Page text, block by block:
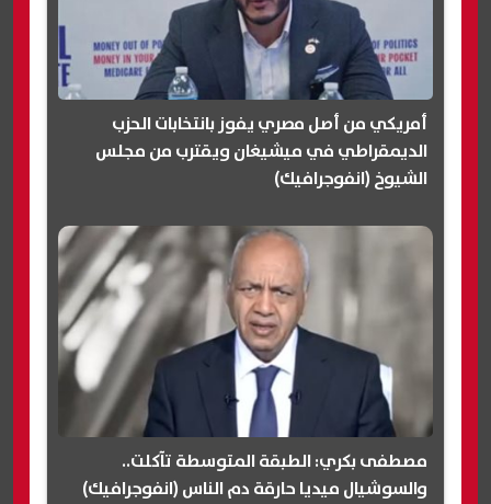
أمريكي من أصل مصري يفوز بانتخابات الحزب
الديمقراطي في ميشيغان ويقترب من مجلس
الشيوخ (انفوجرافيك)
مصطفى بكري: الطبقة المتوسطة تآكلت..
والسوشيال ميديا حارقة دم الناس (انفوجرافيك)